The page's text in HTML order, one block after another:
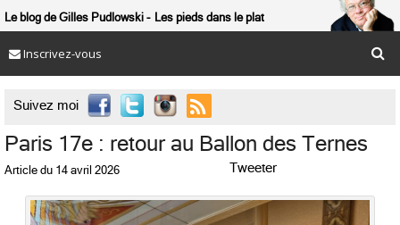
Le blog de Gilles Pudlowski Les pieds dans le plat
Inscrivez-vous
Suivez moi 
Paris 17e : retour au Ballon des Ternes
Article du 14 avril 2026 Tweeter